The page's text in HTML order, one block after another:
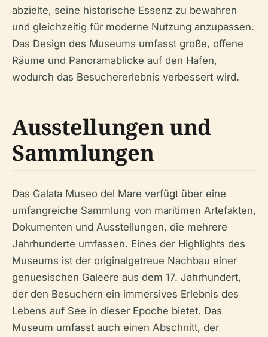
abzielte, seine historische Essenz zu bewahren
und gleichzeitig für moderne Nutzung anzupassen.
Das Design des Museums umfasst große, offene
Räume und Panoramablicke auf den Hafen,
wodurch das Besuchererlebnis verbessert wird.
Ausstellungen und
Sammlungen
Das Galata Museo del Mare verfügt über eine
umfangreiche Sammlung von maritimen Artefakten,
Dokumenten und Ausstellungen, die mehrere
Jahrhunderte umfassen. Eines der Highlights des
Museums ist der originalgetreue Nachbau einer
genuesischen Galeere aus dem 17. Jahrhundert,
der den Besuchern ein immersives Erlebnis des
Lebens auf See in dieser Epoche bietet. Das
Museum umfasst auch einen Abschnitt, der